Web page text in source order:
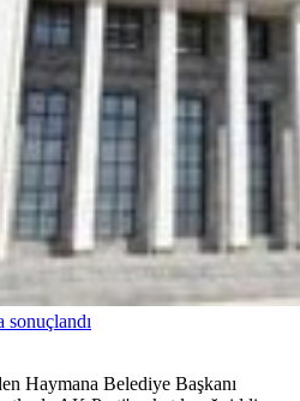
sonuçlandı
Haymana Belediye Başkanı